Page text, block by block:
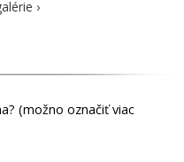
›
(možno označiť viac